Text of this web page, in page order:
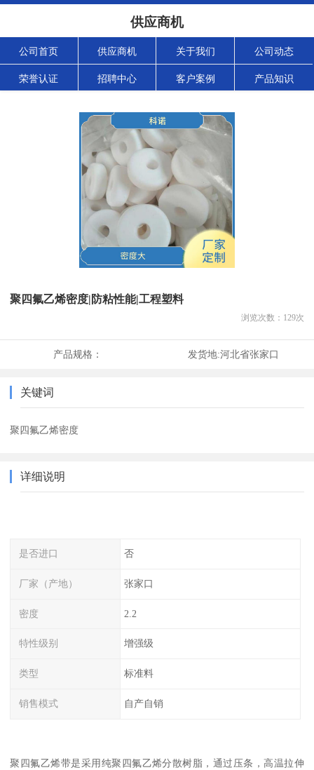
供应商机
公司首页 供应商机 关于我们 公司动态
荣誉认证 招聘中心 客户案例 产品知识
聚四氟乙烯密度|防粘性能|工程塑料
浏览次数： 129次
产品规格： 发货地:河北省张家口
关键词
聚四氟乙烯密度
详细说明
是否进口 否
厂家（产地） 张家口
密度 2.2
特性级别 增强级
类型 标准料
销售模式 自产自销
聚四氟乙烯带是采用纯聚四氟乙烯分散树脂，通过压条，高温拉伸